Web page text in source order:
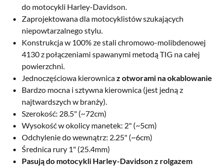
do motocykli Harley-Davidson.
Zaprojektowana dla motocyklistów szukających
niepowtarzalnego stylu.
Konstrukcja w 100% ze stali chromowo-molibdenowej
4130 z połączeniami spawanymi metodą TIG na całej
powierzchni.
Jednoczęściowa kierownicaz otworami na okablowanie
Bardzo mocna i sztywna kierownica (jest jedną z
najtwardszych w branży).
Szerokość: 28.5" (~72cm)
Wysokość w okolicy manetek: 2" (~5cm)
Odchylenie do wewnątrz: 2.25" (~6cm)
Średnica rury 1" (25.4mm)
Pasują do motocykli Harley-Davidson z rolgazem